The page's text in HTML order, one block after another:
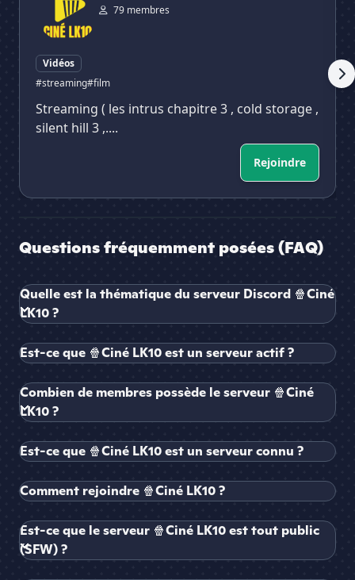
79 membres
Vidéos
#streaming#film
Streaming ( les intrus chapitre 3 , cold storage ,
silent hill 3 ,....
Rejoindre
Questions fréquemment posées (FAQ)
Quelle est la thématique du serveur Discord 🍿Ciné
LK10 ?
Est-ce que 🍿Ciné LK10 est un serveur actif ?
Combien de membres possède le serveur 🍿Ciné
LK10 ?
Est-ce que 🍿Ciné LK10 est un serveur connu ?
Comment rejoindre 🍿Ciné LK10 ?
Est-ce que le serveur 🍿Ciné LK10 est tout public
(SFW) ?